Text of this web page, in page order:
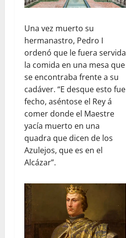
Una vez muerto su
hermanastro, Pedro I
ordenó que le fuera servida
la comida en una mesa que
se encontraba frente a su
cadáver. “E desque esto fue
fecho, aséntose el Rey á
comer donde el Maestre
yacía muerto en una
quadra que dicen de los
Azulejos, que es en el
Alcázar”.